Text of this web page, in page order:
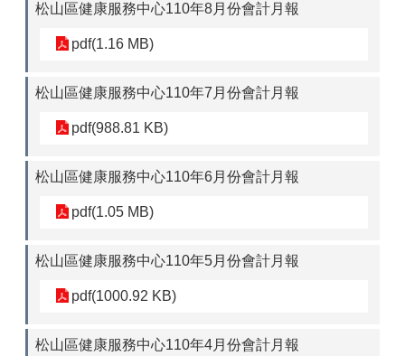
松山區健康服務中心110年8月份會計月報
pdf(1.16 MB)
松山區健康服務中心110年7月份會計月報
pdf(988.81 KB)
松山區健康服務中心110年6月份會計月報
pdf(1.05 MB)
松山區健康服務中心110年5月份會計月報
pdf(1000.92 KB)
松山區健康服務中心110年4月份會計月報